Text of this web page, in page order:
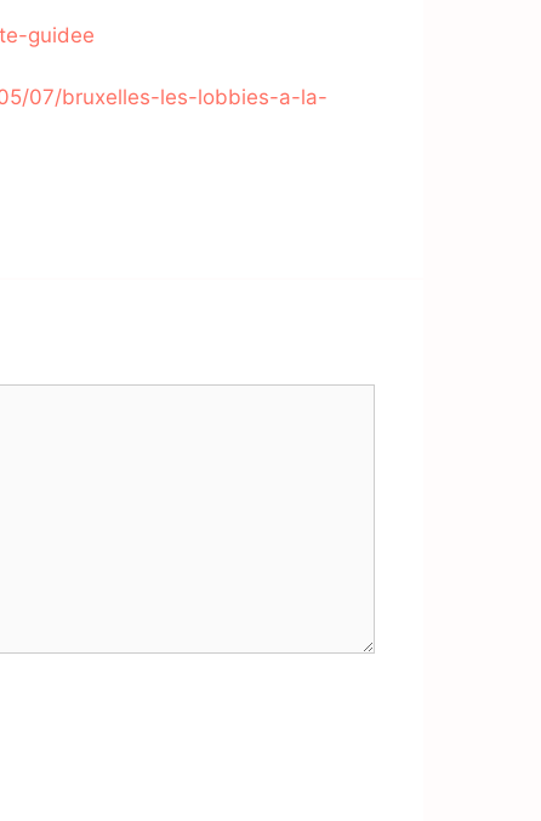
guidee
07/bruxelles-les-lobbies-a-la-